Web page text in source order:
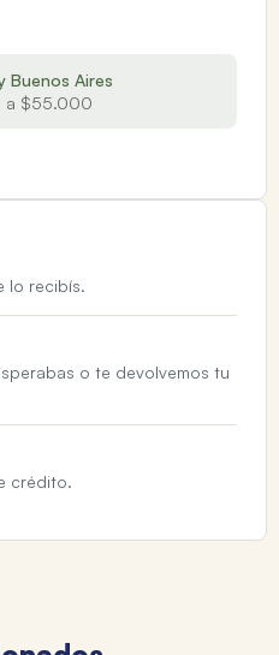
Buenos Aires
a $55.000
lo recibís.
o te devolvemos tu
crédito.